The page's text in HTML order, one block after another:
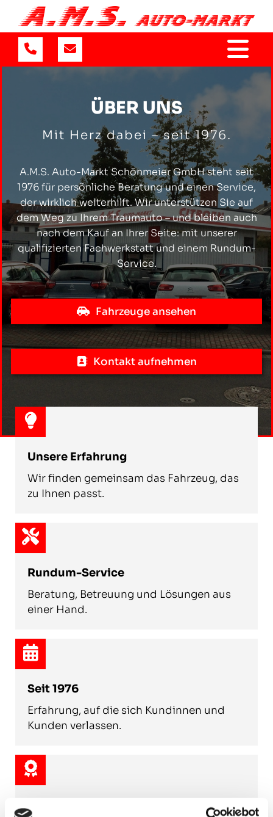
ÜBER UNS
Mit Herz dabei – seit 1976.
A.M.S. Auto-Markt Schönmeier GmbH steht seit
1976 für persönliche Beratung und einen Service,
der wirklich weiterhilft. Wir unterstützen Sie auf
dem Weg zu Ihrem Traumauto – und bleiben auch
nach dem Kauf an Ihrer Seite: mit unserer
qualifizierten Fachwerkstatt und einem Rundum-
Service.
Fahrzeuge ansehen
Kontakt aufnehmen
Unsere Erfahrung
Wir finden gemeinsam das Fahrzeug, das
zu Ihnen passt.
Rundum-Service
Beratung, Betreuung und Lösungen aus
einer Hand.
Seit 1976
Erfahrung, auf die sich Kundinnen und
Kunden verlassen.